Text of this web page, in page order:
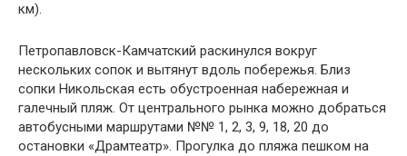
км).
Петропавловск-Камчатский раскинулся вокруг
нескольких сопок и вытянут вдоль побережья. Близ
сопки Никольская есть обустроенная набережная и
галечный пляж. От центрального рынка можно добраться
автобусными маршрутами №№ 1, 2, 3, 9, 18, 20 до
остановки «Драмтеатр». Прогулка до пляжа пешком на